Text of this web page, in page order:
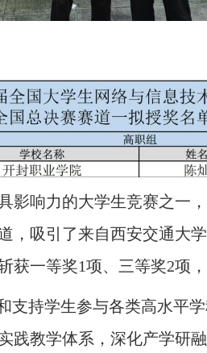
响力的大学生竞赛之一
吸引了来自西安交通大
一等奖1项、三等奖2项
支持学生参与各类高水平
教学体系，深化产学研